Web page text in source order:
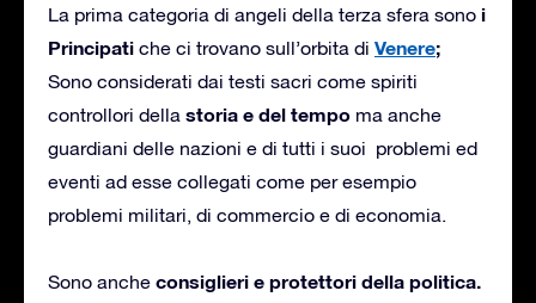
La prima categoria di angeli della terza sfera sono i
Principati che ci trovano sull’orbita di Venere;
Sono considerati dai testi sacri come spiriti
controllori della storia e del tempo ma anche
guardiani delle nazioni e di tutti i suoi problemi ed
eventi ad esse collegati come per esempio
problemi militari, di commercio e di economia.
Sono anche consiglieri e protettori della politica.